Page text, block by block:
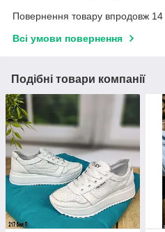
Повернення товару впродовж 14
Всі умови повернення
Подібні товари компанії